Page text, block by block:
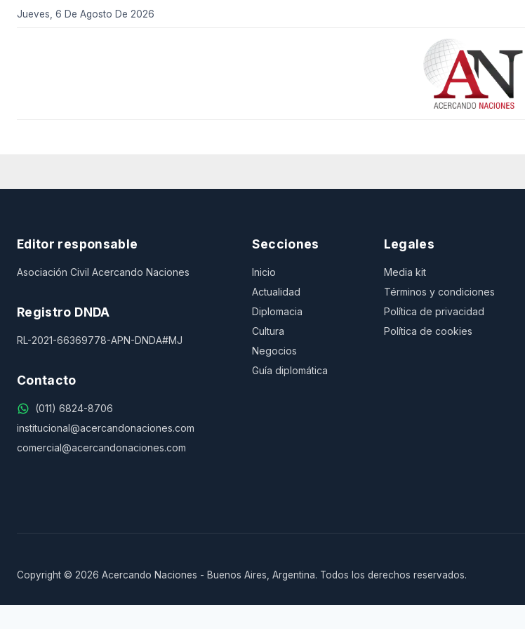
Jueves, 6 De Agosto De 2026
Editor responsable
Asociación Civil Acercando Naciones
Registro DNDA
RL-2021-66369778-APN-DNDA#MJ
Contacto
(011) 6824-8706
institucional@acercandonaciones.com
comercial@acercandonaciones.com
Secciones
Inicio
Actualidad
Diplomacia
Cultura
Negocios
Guía diplomática
Legales
Media kit
Términos y condiciones
Política de privacidad
Política de cookies
Copyright © 2026 Acercando Naciones - Buenos Aires, Argentina. Todos los derechos reservados.